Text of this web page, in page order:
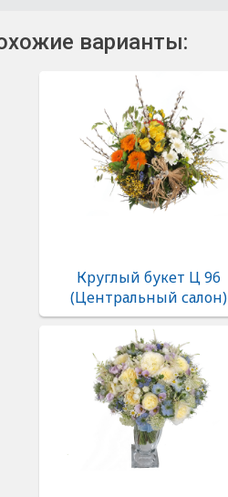
варианты:
Круглый букет Ц 96
(Центральный салон)